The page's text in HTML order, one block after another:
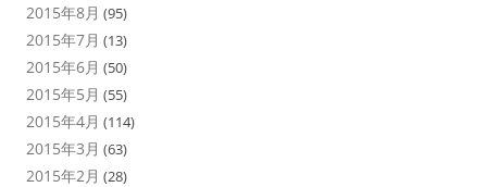
2015年8月 (95)
2015年7月 (13)
2015年6月 (50)
2015年5月 (55)
2015年4月 (114)
2015年3月 (63)
2015年2月 (28)